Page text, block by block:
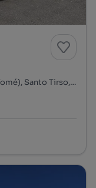
Rua Santa Escolástica, Negrelos (São Tomé), Santo Tirso, Porto